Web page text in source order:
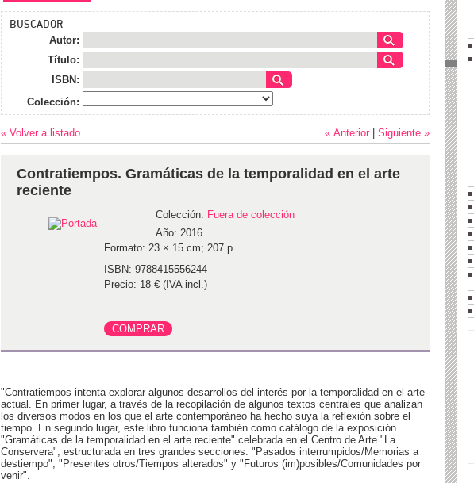
BUSCADOR
Autor:
Título:
ISBN:
Colección:
« Volver a listado Siguiente »
« Anterior
Contratiempos. Gramáticas de la temporalidad en el arte
reciente
Colección: Fuera de colección
Año: 2016
Formato: 23 × 15 cm; 207 p.
ISBN: 9788415556244
Precio: 18 € (IVA incl.)
"Contratiempos intenta explorar algunos desarrollos del interés por la temporalidad en el arte
actual. En primer lugar, a través de la recopilación de algunos textos centrales que analizan
los diversos modos en los que el arte contemporáneo ha hecho suya la reflexión sobre el
tiempo. En segundo lugar, este libro funciona también como catálogo de la exposición
"Gramáticas de la temporalidad en el arte reciente" celebrada en el Centro de Arte "La
Conservera", estructurada en tres grandes secciones: "Pasados interrumpidos/Memorias a
destiempo", "Presentes otros/Tiempos alterados" y "Futuros (im)posibles/Comunidades por
venir".